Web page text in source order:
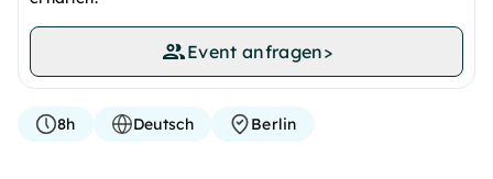
Event anfragen>
8h Deutsch Berlin